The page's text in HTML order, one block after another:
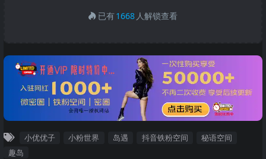
已有1668 人解锁查看
小优优子 小粉世界 岛遇 抖音铁粉空间
秘语空间
趣岛